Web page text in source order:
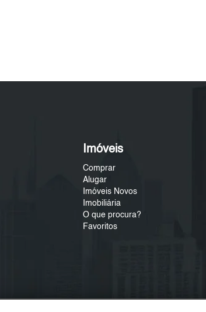
Imóveis
Comprar
Alugar
Imóveis Novos
Imobiliária
O que procura?
Favoritos